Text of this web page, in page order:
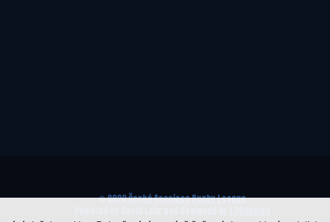
© 2020Česká Asociace Rugby League